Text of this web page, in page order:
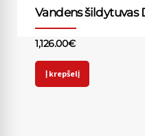
Vandens šildytuvas
1,126.00€
Į krepšelį